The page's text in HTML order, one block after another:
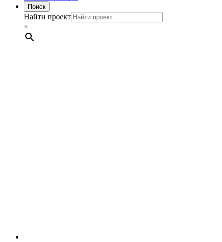
Поиск
Найти проект
×